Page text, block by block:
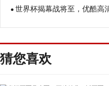
更“侃”过瘾
● 世界杯揭幕战将至，优酷高
站满足
猜您喜欢